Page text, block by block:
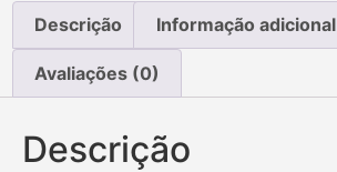
Descrição Informação adicional
Avaliações (0)
Descrição